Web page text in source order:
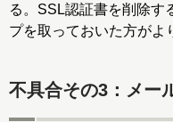
る。SSL認証書を削除す
プを取っておいた方がよ
不具合その3：メー